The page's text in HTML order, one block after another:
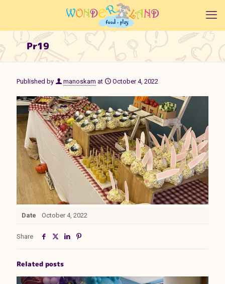
Pr19
Published by manoskam at October 4, 2022
Date October 4, 2022
Share
Related posts